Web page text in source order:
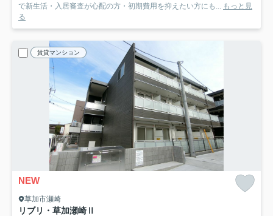
で新生活・入居審査が心配の方・初期費用を抑えたい方にも... もっと見
る
賃貸マンション
NEW
草加市瀬崎
リブリ・草加瀬崎Ⅱ